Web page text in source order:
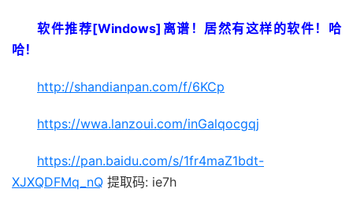
软件推荐[Windows]离谱！居然有这样的软件！哈
哈！
http://shandianpan.com/f/6KCp
https://wwa.lanzoui.com/inGalqocgqj
https://pan.baidu.com/s/1fr4maZ1bdt-
XJXQDFMq_nQ 提取码: ie7h